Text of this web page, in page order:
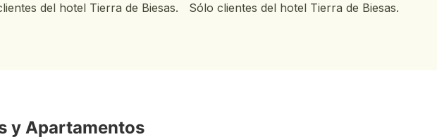
del hotel Tierra de Biesas. Sólo clientes del hotel Tierra de Biesas.
y Apartamentos